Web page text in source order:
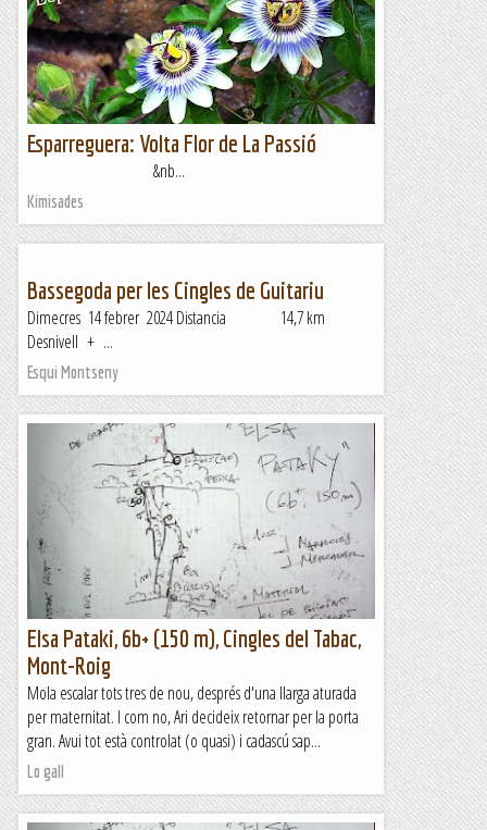
Esparreguera: Volta Flor de La Passió
&nb...
Kimisades
Bassegoda per les Cingles de Guitariu
Dimecres 14 febrer 2024 Distancia 14,7 km
Desnivell + ...
Esqui Montseny
Elsa Pataki, 6b+ (150 m), Cingles del Tabac,
Mont-Roig
Mola escalar tots tres de nou, després d'una llarga aturada
per maternitat. I com no, Ari decideix retornar per la porta
gran. Avui tot està controlat (o quasi) i cadascú sap...
Lo gall